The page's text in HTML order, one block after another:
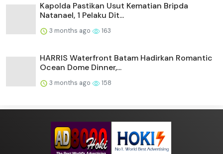
Kapolda Pastikan Usut Kematian Bripda
Natanael, 1 Pelaku Dit...
3 months ago 163
HARRIS Waterfront Batam Hadirkan Romantic
Ocean Dome Dinner,...
3 months ago 158